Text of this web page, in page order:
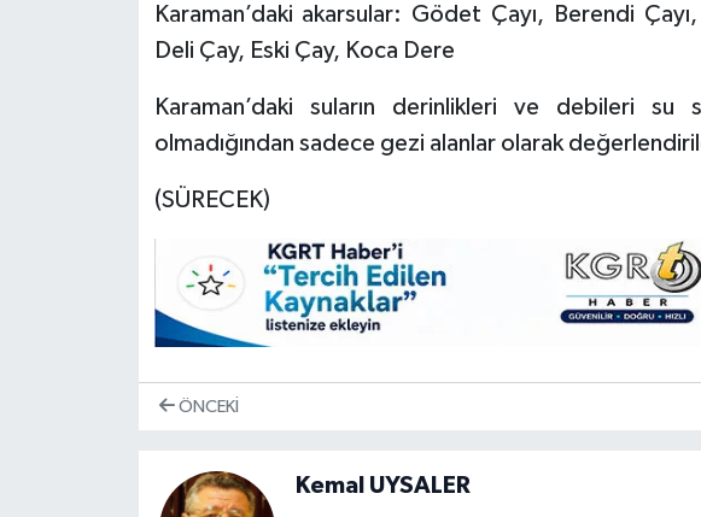
Karaman’daki akarsular: Gödet Çayı, Berendi
Deli Çay, Eski Çay, Koca Dere
Karaman’daki suların derinlikleri ve debileri su
olmadığından sadece gezi alanlar olarak
(SÜRECEK)
ÖNCEKI
Kemal UYSALER